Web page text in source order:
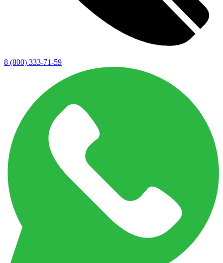
8 (800) 333-71-59